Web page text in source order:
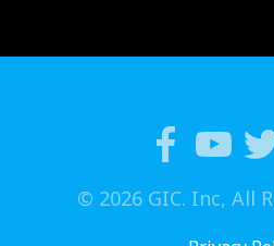
© 2026 GIC. Inc, All